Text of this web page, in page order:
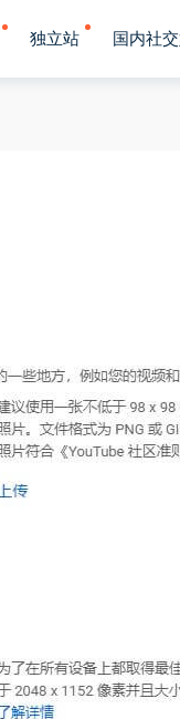
独立站 国内社